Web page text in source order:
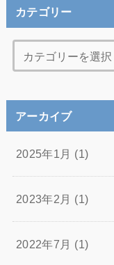
カテゴリー
アーカイブ
2025年1月 (1)
2023年2月 (1)
2022年7月 (1)